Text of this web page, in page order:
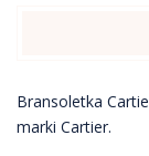
Bransoletka
marki Cartier.